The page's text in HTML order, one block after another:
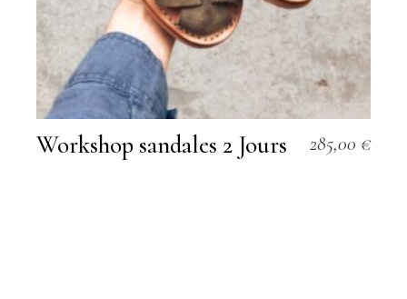
Workshop sandales 2 Jours 285,00 €